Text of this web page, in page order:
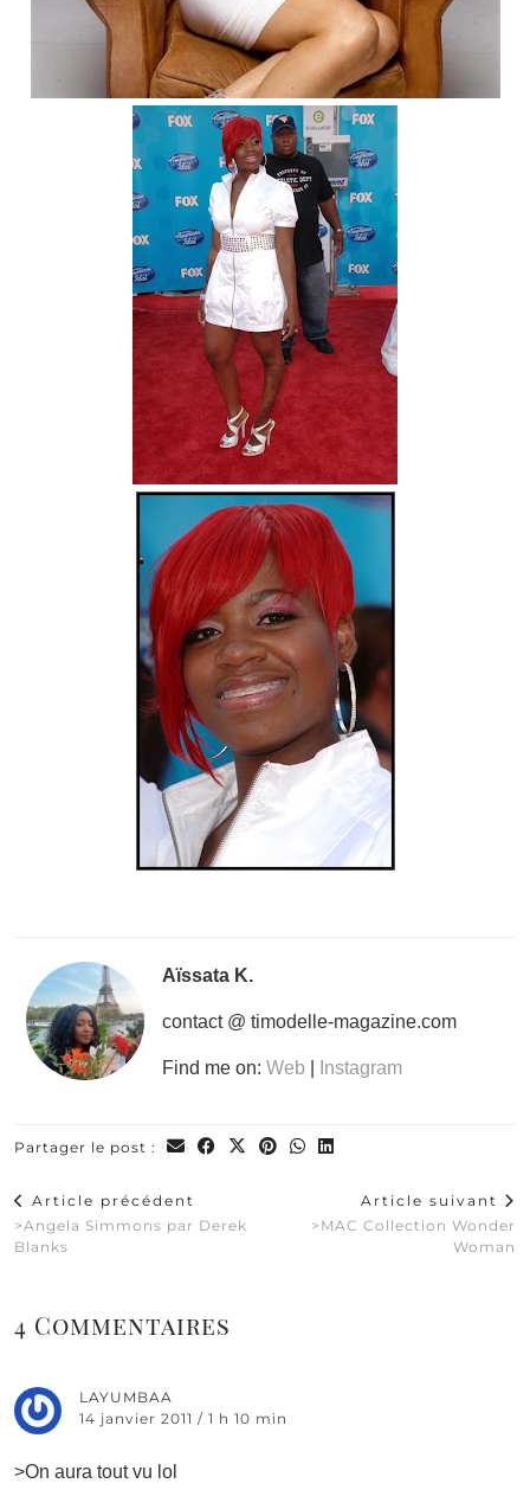
Aïssata K.
contact @ timodelle-magazine.com
Find me on: Web Instagram
Partager le post :
Article précédent
>Angela Simmons par Derek
Blanks
Article suivant
>MAC Collection Wonder
Woman
4 Commentaires
LAYUMBAA
14 janvier 2011 / 1 h 10 min
>On aura tout vu lol